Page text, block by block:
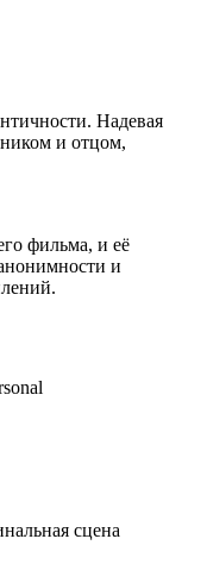
Надевая
и отцом,
фильма, и её
и
сцена